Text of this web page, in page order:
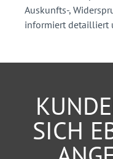
Sie erhalten
Überblick zu
Sie lernen mit
Sie bekommen
rechtssicheren
Übrigens:Bei
Auskunfts-,
informiert detailliert
SICH